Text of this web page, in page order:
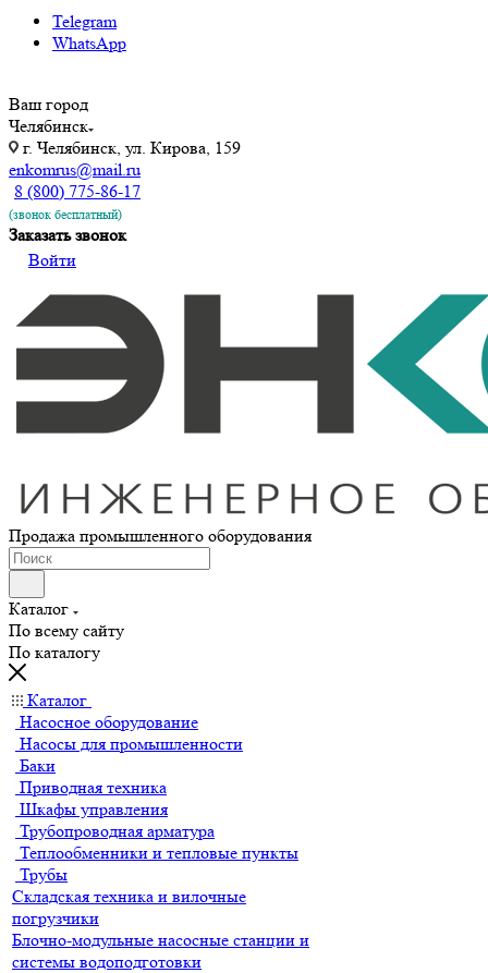
Telegram
WhatsApp
Ваш город
Челябинск
г. Челябинск, ул. Кирова, 159
enkomrus@mail.ru
8 (800) 775-86-17
(звонок бесплатный)
Заказать звонок
Войти
Продажа промышленного оборудования
Каталог
По всему сайту
По каталогу
Каталог
Насосное оборудование
Насосы для промышленности
Баки
Приводная техника
Шкафы управления
Трубопроводная арматура
Теплообменники и тепловые пункты
Трубы
Складская техника и вилочные
погрузчики
Блочно-модульные насосные станции и
системы водоподготовки